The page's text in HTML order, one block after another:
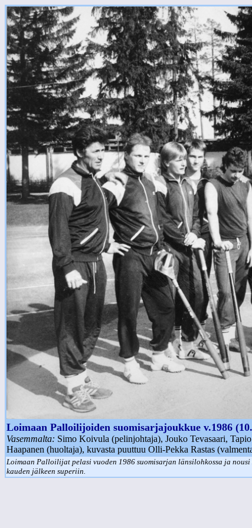
Loimaan Palloilijoiden suomisarjajoukkue v.1986
Vasemmalta: Simo Koivula (pelinjohtaja), Jouko Tevasaari,
Haapanen (huoltaja), kuvasta puuttuu Olli-Pekka Rastas
Loimaan Palloilijat pelasi vuoden 1986 suomisarjan länsilohkossa ja
kauden jälkeen superiin.